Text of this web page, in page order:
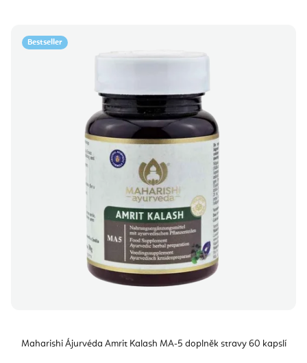
Bestseller
Maharishi Ájurvéda Amrit Kalash MA-5 doplněk stravy 60 kapslí